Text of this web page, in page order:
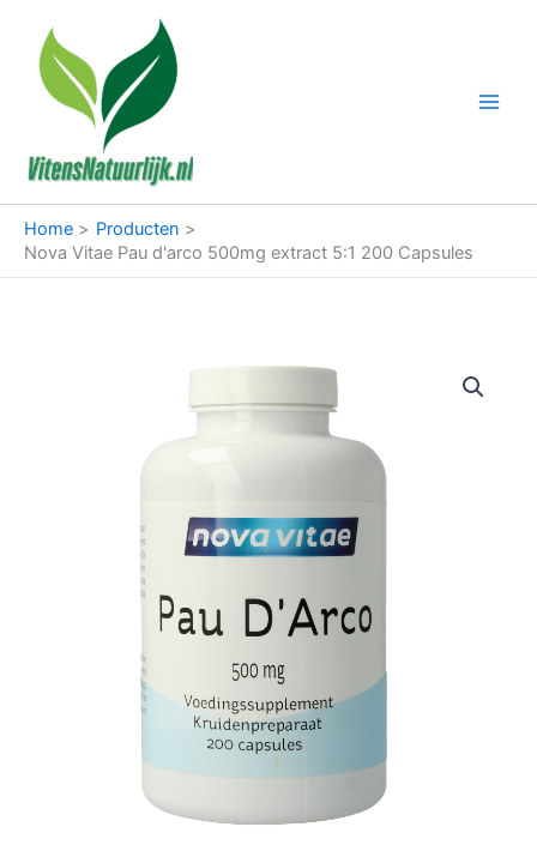
inhoud
Home
Producten
Nova Vitae Pau d'arco 500mg extract 5:1 200 Capsules